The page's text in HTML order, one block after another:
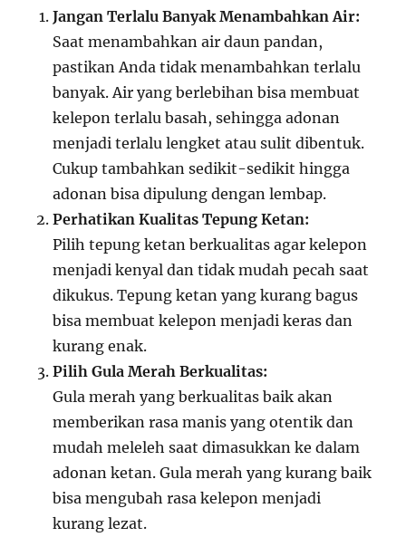
Jangan Terlalu Banyak Menambahkan Air:
Saat menambahkan air daun pandan,
pastikan Anda tidak menambahkan terlalu
banyak. Air yang berlebihan bisa membuat
kelepon terlalu basah, sehingga adonan
menjadi terlalu lengket atau sulit dibentuk.
Cukup tambahkan sedikit-sedikit hingga
adonan bisa dipulung dengan lembap.
Perhatikan Kualitas Tepung Ketan:
Pilih tepung ketan berkualitas agar kelepon
menjadi kenyal dan tidak mudah pecah saat
dikukus. Tepung ketan yang kurang bagus
bisa membuat kelepon menjadi keras dan
kurang enak.
Pilih Gula Merah Berkualitas:
Gula merah yang berkualitas baik akan
memberikan rasa manis yang otentik dan
mudah meleleh saat dimasukkan ke dalam
adonan ketan. Gula merah yang kurang baik
bisa mengubah rasa kelepon menjadi
kurang lezat.